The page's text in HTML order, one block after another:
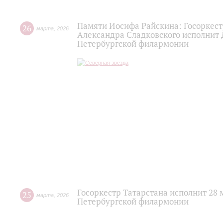
26 марта 2026
Памяти Иосифа Райскина:
Александра Сладковского
Петербургской филармонии
25 марта 2026
Госоркестр Татарстана исполнит
Петербургской филармонии